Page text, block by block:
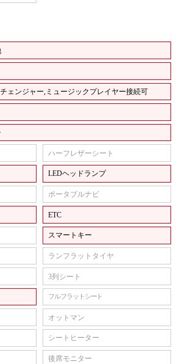
ェンジャー,ミュージックプレイヤー接続可
ハーフレザーシート
LEDヘッドランプ
ポータブルナビ
ETC
スマートキー
ランフラットタイヤ
3列シート
フルフラットシート
オットマン
シートヒーター
後席モニター